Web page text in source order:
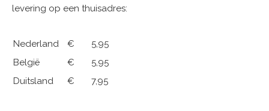
levering op een thuisadres:
Nederland
€ 5,95
België
€ 5,95
Duitsland
€ 7,95